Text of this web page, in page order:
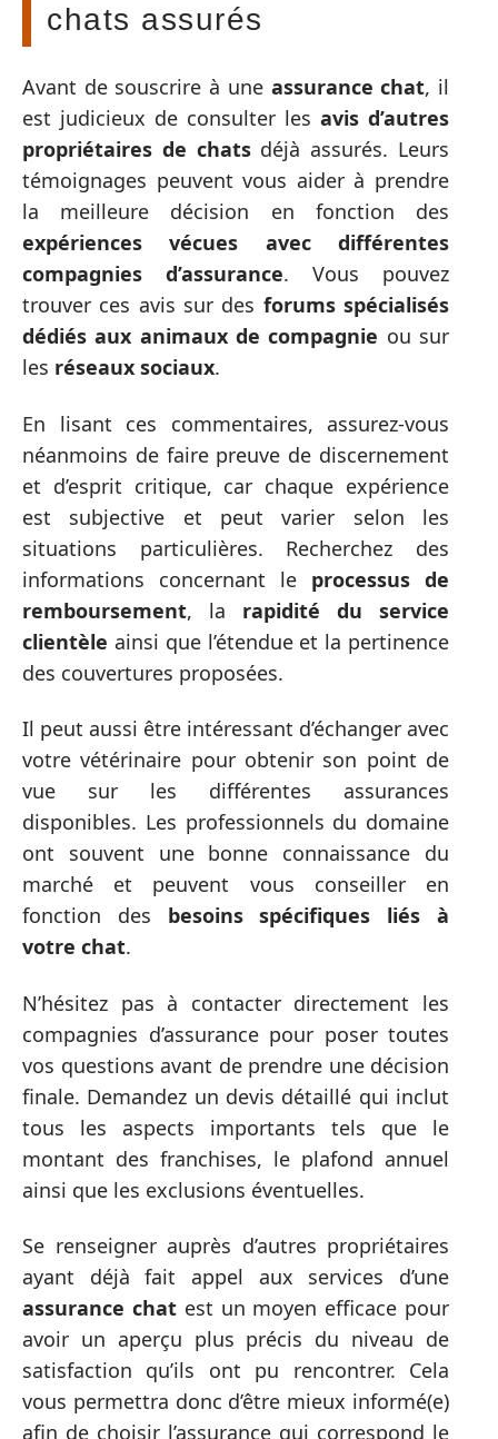
chats assurés
Avant de souscrire à une assurance chat, il
est judicieux de consulter les avis d’autres
propriétaires de chatsdéjà assurés. Leurs
témoignages peuvent vous aider à prendre
la meilleure décision en fonction des
expériences vécues avec différentes
compagnies d’assurance. Vous pouvez
trouver ces avis sur des forums spécialisés
dédiés aux animaux de compagnie ou sur
les réseaux sociaux.
En lisant ces commentaires, assurez-vous
néanmoins de faire preuve de discernement
et d’esprit critique, car chaque expérience
est subjective et peut varier selon les
situations particulières. Recherchez des
informations concernant le processus de
remboursement, la rapidité du service
clientèle ainsi que l’étendue et la pertinence
des couvertures proposées.
Il peut aussi être intéressant d’échanger avec
votre vétérinaire pour obtenir son point de
vue sur les différentes assurances
disponibles. Les professionnels du domaine
ont souvent une bonne connaissance du
marché et peuvent vous conseiller en
fonction des besoins spécifiques liés à
votre chat.
N’hésitez pas à contacter directement les
compagnies d’assurance pour poser toutes
vos questions avant de prendre une décision
finale. Demandez un devis détaillé qui inclut
tous les aspects importants tels que le
montant des franchises, le plafond annuel
ainsi que les exclusions éventuelles.
Se renseigner auprès d’autres propriétaires
ayant déjà fait appel aux services d’une
assurance chatest un moyen efficace pour
avoir un aperçu plus précis du niveau de
satisfaction qu’ils ont pu rencontrer. Cela
vous permettra donc d’être mieux informé(e)
afin de choisir l’assurance qui correspond le